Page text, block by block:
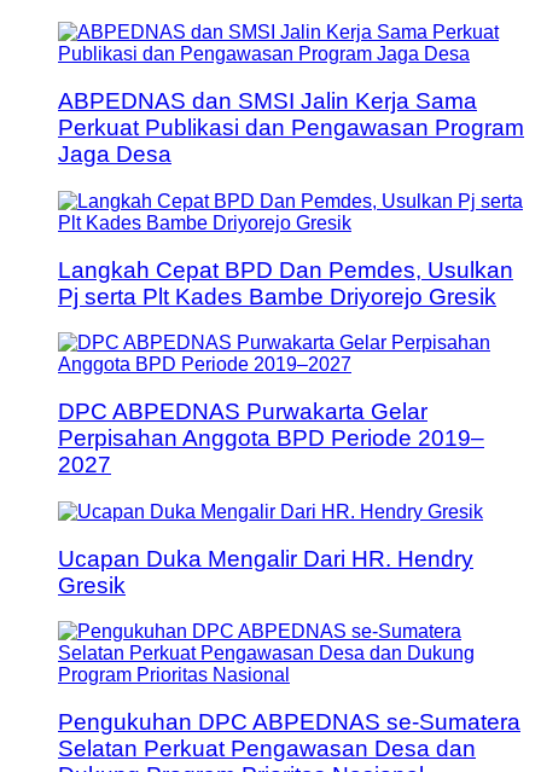
ABPEDNAS dan SMSI Jalin Kerja Sama
Perkuat Publikasi dan Pengawasan Program
Jaga Desa
Langkah Cepat BPD Dan Pemdes, Usulkan
Pj serta Plt Kades Bambe Driyorejo Gresik
DPC ABPEDNAS Purwakarta Gelar
Perpisahan Anggota BPD Periode 2019–
2027
Ucapan Duka Mengalir Dari HR. Hendry
Gresik
Pengukuhan DPC ABPEDNAS se-Sumatera
Selatan Perkuat Pengawasan Desa dan